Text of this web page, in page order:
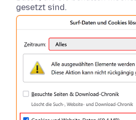
gesetzt sind.